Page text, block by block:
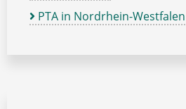
PTA in Nordrhein-Westfalen